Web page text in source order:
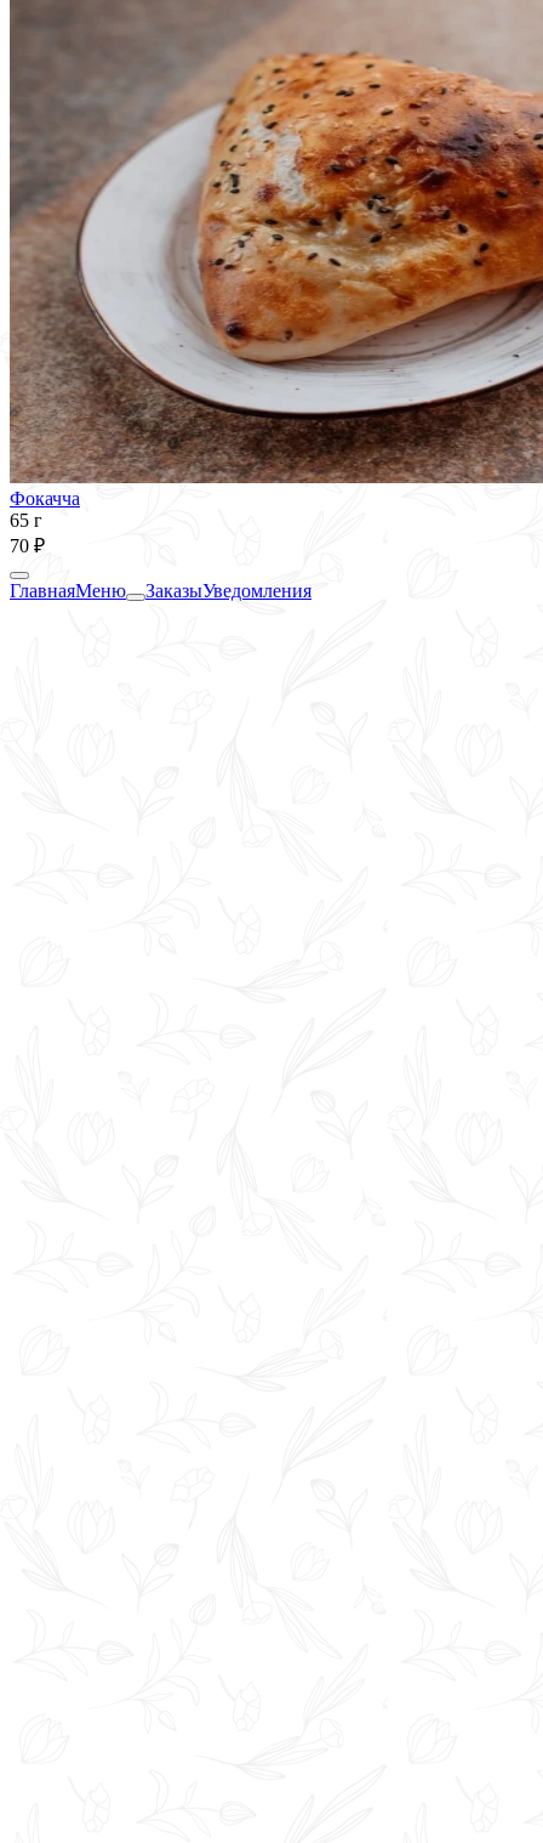
Фокачча
65 г
70 ₽
ГлавнаяМеню ЗаказыУведомления